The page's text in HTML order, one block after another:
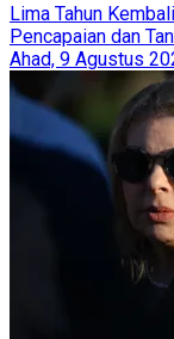
Lima Tahun
Pencapaian dan
Ahad, 9 Agustus